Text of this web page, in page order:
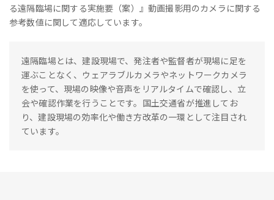
る遠隔臨場に関する実施要（案）』動画撮影用のカメラに関する
参考数値に関して適応しています。
遠隔臨場とは、建設現場で、発注者や監督者が現場に足を
運ぶことなく、ウェアラブルカメラやネットワークカメラ
を使って、現場の映像や音声をリアルタイムで確認し、立
会や確認作業を行うことです。国土交通省が推進してお
り、建設現場の効率化や働き方改革の一環として注目され
ています。